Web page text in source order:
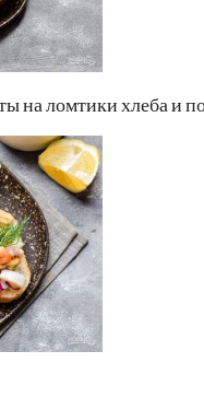
на ломтики хлеба и